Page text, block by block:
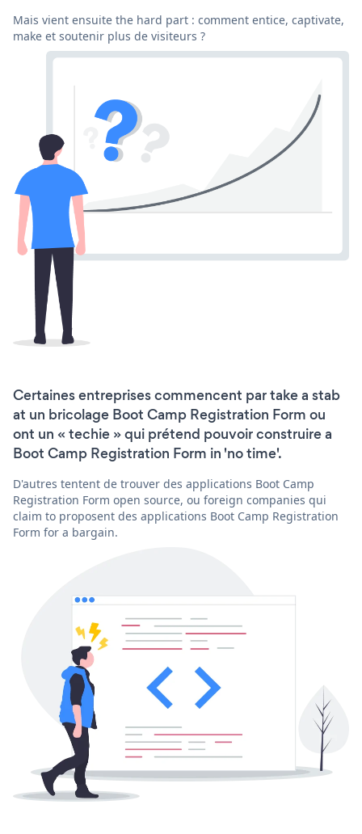
Mais vient ensuite the hard part : comment entice, captivate,
make et soutenir plus de visiteurs ?
Certaines entreprises commencent par take a stab
at un bricolage Boot Camp Registration Form ou
ont un « techie » qui prétend pouvoir construire a
Boot Camp Registration Form in 'no time'.
D'autres tentent de trouver des applications Boot Camp
Registration Form open source, ou foreign companies qui
claim to proposent des applications Boot Camp Registration
Form for a bargain.